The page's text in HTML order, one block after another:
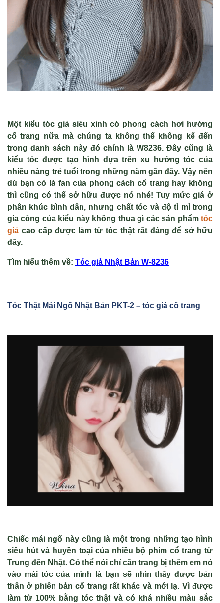
Một kiểu tóc giả siêu xinh có phong cách hơi hướng
cổ trang nữa mà chúng ta không thể không kể đến
trong danh sách này đó chính là W8236. Đây cũng là
kiểu tóc được tạo hình dựa trên xu hướng tóc của
nhiều nàng trẻ tuổi trong những năm gần đây. Vậy nên
dù bạn có là fan của phong cách cổ trang hay không
thì cũng có thể sở hữu được nó nhé! Tuy mức giá ở
phân khúc bình dân, nhưng chất tóc và độ tỉ mỉ trong
gia công của kiểu này không thua gì các sản phẩmtóc
giả cao cấp được làm từ tóc thật rất đáng để sở hữu
đấy.
Tìm hiểu thêm về: Tóc giả Nhật Bản W-8236
Tóc Thật Mái Ngố Nhật Bản PKT-2 – tóc giả cổ trang
Chiếc mái ngố này cũng là một trong những tạo hình
siêu hút và huyền toại của nhiều bộ phim cổ trang từ
Trung đến Nhật. Có thể nói chỉ cần trang bị thêm em nó
vào mái tóc của mình là bạn sẽ nhìn thấy được bản
thân ở phiên bản cổ trang rất khác và mới lạ. Vì được
làm từ 100% bằng tóc thật và có khá nhiều màu sắc